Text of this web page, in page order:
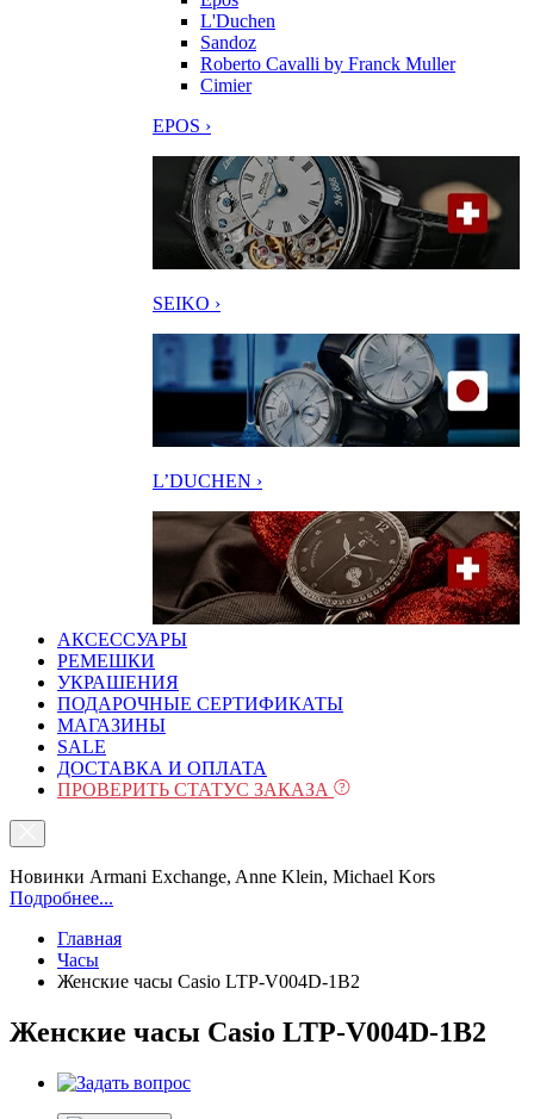
L'Duchen
Sandoz
Roberto Cavalli by Franck Muller
Cimier
EPOS ›
SEIKO ›
L’DUCHEN ›
АКСЕССУАРЫ
РЕМЕШКИ
УКРАШЕНИЯ
ПОДАРОЧНЫЕ СЕРТИФИКАТЫ
МАГАЗИНЫ
SALE
ДОСТАВКА И ОПЛАТА
ПРОВЕРИТЬ СТАТУС ЗАКАЗА
Новинки Armani Exchange, Anne Klein, Michael Kors
Подробнее...
Главная
Часы
Женские часы Casio LTP-V004D-1B2
Женские часы Casio LTP-V004D-1B2